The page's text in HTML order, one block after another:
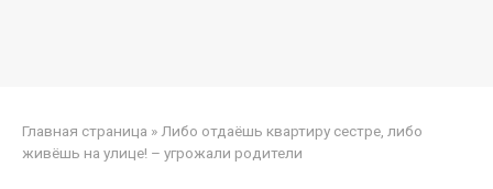
Главная страница » Либо отдаёшь квартиру сестре, либо
живёшь на улице! – угрожали родители